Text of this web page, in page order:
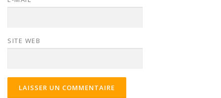
SITE WEB